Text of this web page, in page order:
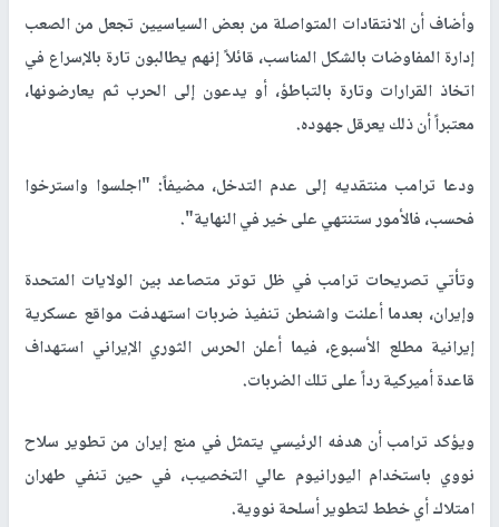
وأضاف أن الانتقادات المتواصلة من بعض السياسيين تجعل من الصعب
إدارة المفاوضات بالشكل المناسب، قائلاً إنهم يطالبون تارة بالإسراع في
اتخاذ القرارات وتارة بالتباطؤ، أو يدعون إلى الحرب ثم يعارضونها،
معتبراً أن ذلك يعرقل جهوده.
ودعا ترامب منتقديه إلى عدم التدخل، مضيفاً: "اجلسوا واسترخوا
فحسب، فالأمور ستنتهي على خير في النهاية".
وتأتي تصريحات ترامب في ظل توتر متصاعد بين الولايات المتحدة
وإيران، بعدما أعلنت واشنطن تنفيذ ضربات استهدفت مواقع عسكرية
إيرانية مطلع الأسبوع، فيما أعلن الحرس الثوري الإيراني استهداف
قاعدة أميركية رداً على تلك الضربات.
ويؤكد ترامب أن هدفه الرئيسي يتمثل في منع إيران من تطوير سلاح
نووي باستخدام اليورانيوم عالي التخصيب، في حين تنفي طهران
امتلاك أي خطط لتطوير أسلحة نووية.